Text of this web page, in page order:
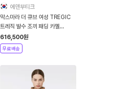
에덴부티크
막스마라 더 큐브 여성 TREGIC
트레직 발수 조끼 패딩 카멜
TREGIC 040
616,500원
무료배송